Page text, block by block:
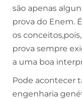
são apenas
prova do Enem.
os
prova sempre
a uma boa
Pode acontecer
engenharia